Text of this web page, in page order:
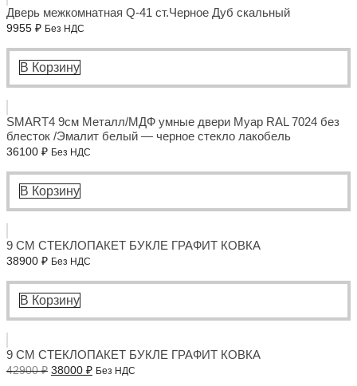
Дверь межкомнатная Q-41 ст.Черное Дуб скальный
9955 ₽ Без НДС
В Корзину
SMART4 9см Металл/МДФ умные двери Муар RAL 7024 без
блесток /Эмалит белый — черное стекло лакобель
36100 ₽ Без НДС
В Корзину
9 СМ СТЕКЛОПАКЕТ БУКЛЕ ГРАФИТ КОВКА
38900 ₽ Без НДС
В Корзину
9 СМ СТЕКЛОПАКЕТ БУКЛЕ ГРАФИТ КОВКА
42900₽ Первоначальная
38000 ₽Текущая
Без НДС